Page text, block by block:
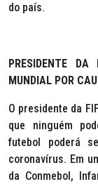
do país.
PRESIDENTE
MUNDIAL POR
O presidente da
que ninguém
futebol poderá
coronavírus. Em
da Conmebol,